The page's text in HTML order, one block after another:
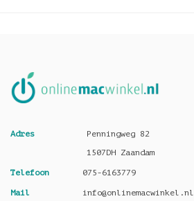
Adres
Penningweg 82
1507DH Zaandam
Telefoon 075-6163779
Mail info@onlinemacwinkel.nl